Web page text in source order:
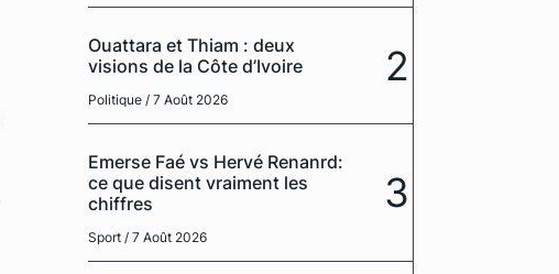
Ouattara et Thiam : deux
visions de la Côte d’Ivoire
Politique / 7 Août 2026
2
Emerse Faé vs Hervé Renanrd:
ce que disent vraiment les
chiffres
Sport / 7 Août 2026
3